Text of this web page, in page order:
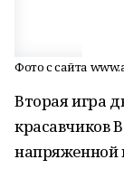
Фото с сайта
Вторая игра
красавчиков
напряженной